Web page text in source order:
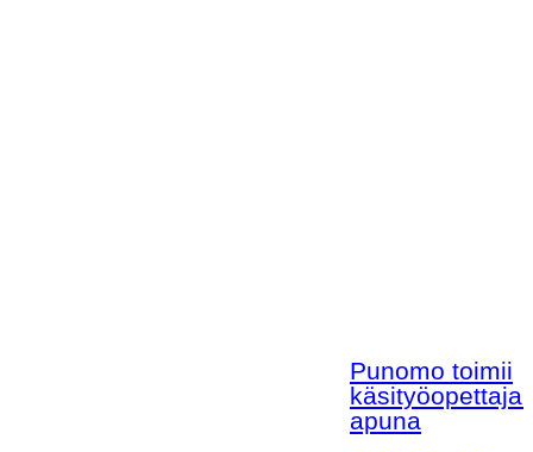
Punomo toimii
apuna